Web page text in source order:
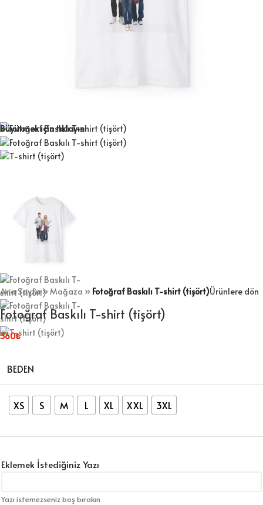
Büyütmek için tıklayın
Ana Sayfa»Mağaza » Fotoğraf Baskılı T-shirt (tişört)Ürünlere dön
Fotoğraf Baskılı T-shirt (tişört)
360₺
BEDEN
XS S M L XL XXL 3XL
Eklemek İstediğiniz Yazı
Yazı istemezseniz boş bırakın